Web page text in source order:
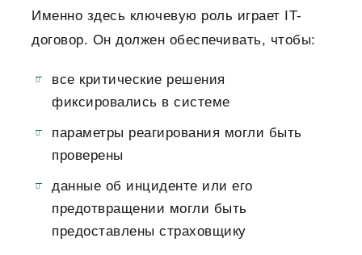
Именно здесь ключевую роль играет IT-
договор. Он должен обеспечивать, чтобы:
все критические решения
фиксировались в системе
параметры реагирования могли быть
проверены
данные об инциденте или его
предотвращении могли быть
предоставлены страховщику